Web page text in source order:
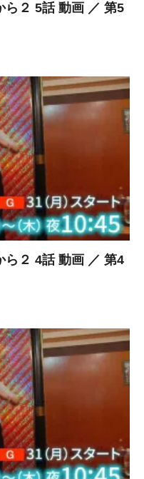
ら２ 5話 動画 ／ 第5
ら２ 4話 動画 ／ 第4